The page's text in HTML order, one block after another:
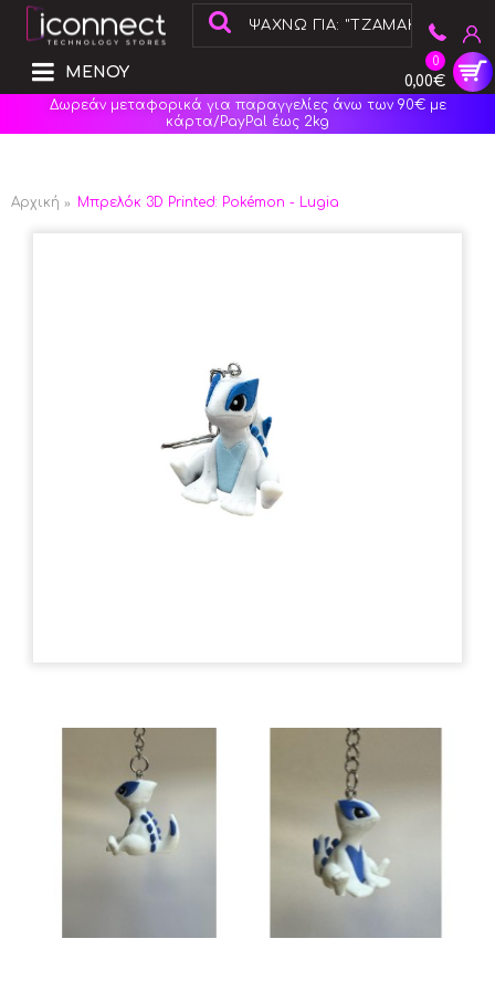
0
0,00€
ΜΕΝΟΥ
Δωρεάν μεταφορικά για παραγγελίες άνω των 90€ με
κάρτα/PayPal έως 2kg
Αρχική Μπρελόκ 3D Printed: Pokémon - Lugia